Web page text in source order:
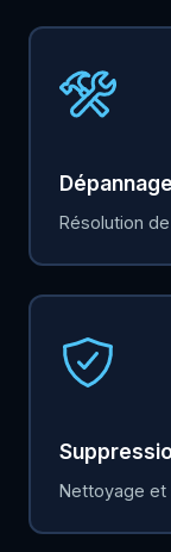
Résolution
Nettoyage et